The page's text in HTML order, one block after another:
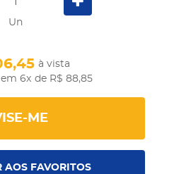
Un
à vista
em 6x de R$ 88,85
ME
AOS FAVORITOS